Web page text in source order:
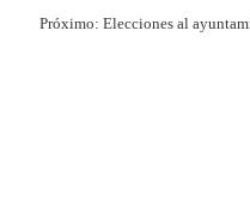
Próximo: Elecciones al